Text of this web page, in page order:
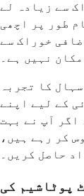
سے زیادہ لے
طور پر اچھی
خوراک سے
نہیں ہے۔
کا تجربہ
کے لیے اپنے
اگر آپ نے بہت
کر رہے ہیں،
حاصل کریں۔
پوٹاشیم کی